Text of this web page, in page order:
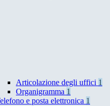
Articolazione degli uffici 1
Organigramma 1
e posta elettronica 1